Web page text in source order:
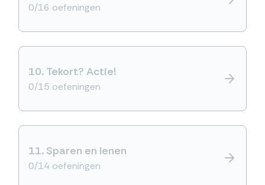
0/16 oefeningen
10. Tekort? Actie!
0/15 oefeningen
11. Sparen en lenen
0/14 oefeningen